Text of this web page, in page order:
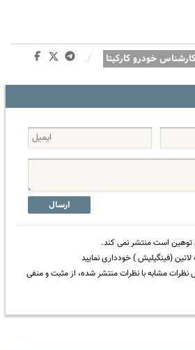
کارشناس خودرو کارکیتا /
ارسال
توهین است منتشر نمی کند.
(فینگیلیش ) خودداری نمایید
مشابه با نظرات منتشر شده، از مثبت و منفی